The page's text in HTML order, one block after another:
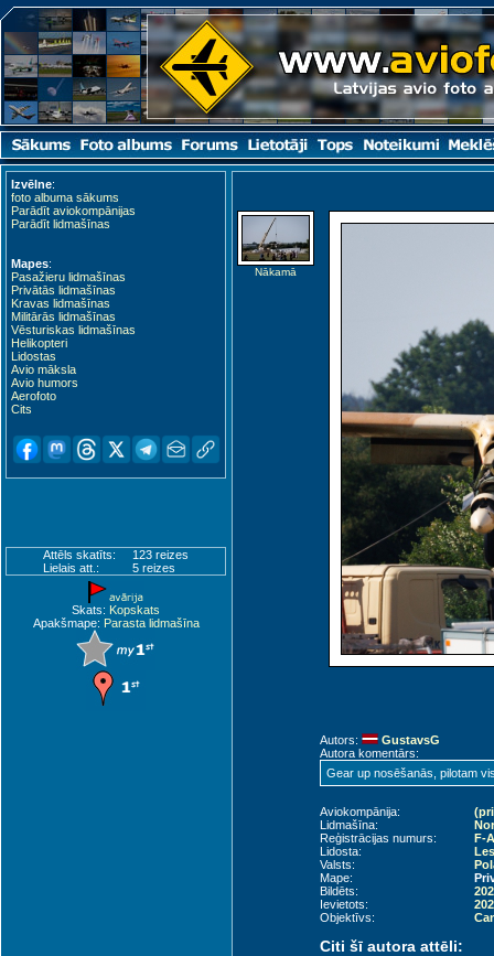
Izvēlne:
foto albuma sākums
Parādīt aviokompānijas
Parādīt lidmašīnas
Mapes:
Pasažieru lidmašīnas
Privātās lidmašīnas
Kravas lidmašīnas
Militārās lidmašīnas
Vēsturiskas lidmašīnas
Helikopteri
Lidostas
Avio māksla
Avio humors
Aerofoto
Cits
Attēls skatīts:
123 reizes
Lielais att.:
5 reizes
Skats: Kopskats
Apakšmape: Parasta lidmašīna
Nākamā
Autors:
GustavsG
Autora komentārs:
Gear up nosēšanās, pilotam
Aviokompānija:
Lidmašīna:
Reģistrācijas numurs:
F-
Lidosta:
Valsts:
Mape:
Bildēts:
Ievietots:
Objektīvs:
Citi šī autora attēli: